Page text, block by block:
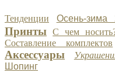
Тенденции Осень-зима
Принты С чем
Составление комплектов
Аксессуары
Шопинг